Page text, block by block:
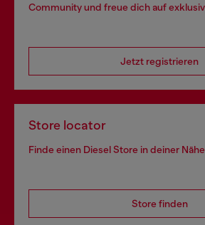
Community und freue dich auf
Jetzt registrieren
Store locator
Finde einen Diesel Store in deiner
Store finden